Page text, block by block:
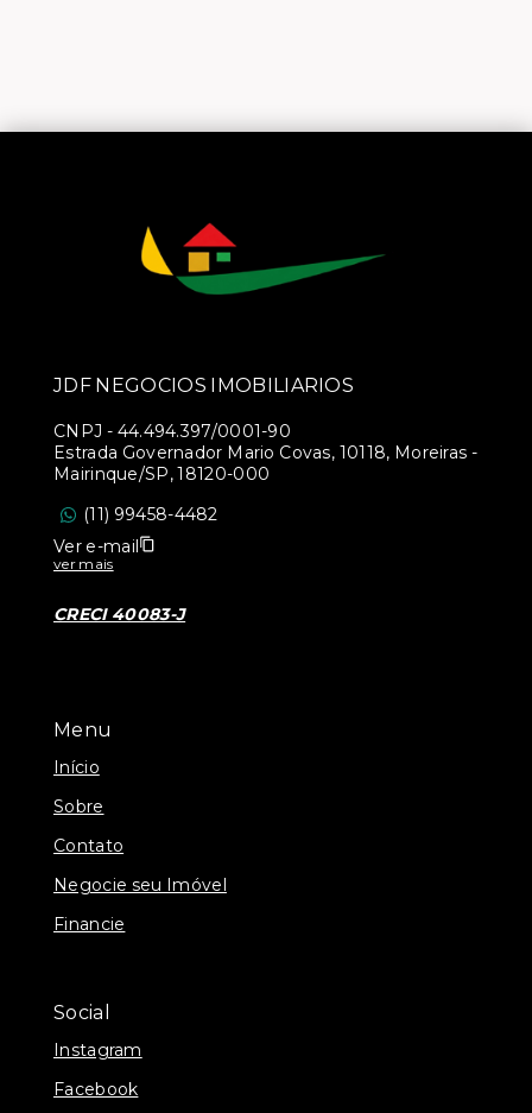
Menu
Início
Sobre
Contato
Negocie seu Imóvel
Financie
Social
Instagram
Facebook
JDF NEGOCIOS IMOBILIARIOS
CNPJ - 44.494.397/0001-90
Estrada Governador Mario Covas, 10118, Moreiras -
Mairinque/SP, 18120-000
(11) 99458-4482
Ver e-mail
ver mais
CRECI 40083-J